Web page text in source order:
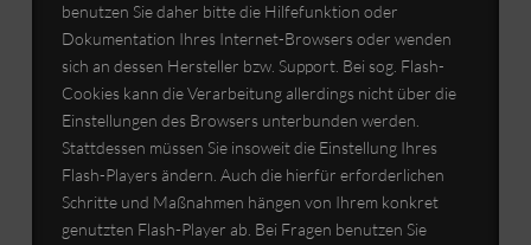
benutzen Sie daher bitte die Hilfefunktion oder
Dokumentation Ihres Internet-Browsers oder wenden
sich an dessen Hersteller bzw. Support. Bei sog. Flash-
Cookies kann die Verarbeitung allerdings nicht über die
Einstellungen des Browsers unterbunden werden.
Stattdessen müssen Sie insoweit die Einstellung Ihres
Flash-Players ändern. Auch die hierfür erforderlichen
Schritte und Maßnahmen hängen von Ihrem konkret
genutzten Flash-Player ab. Bei Fragen benutzen Sie